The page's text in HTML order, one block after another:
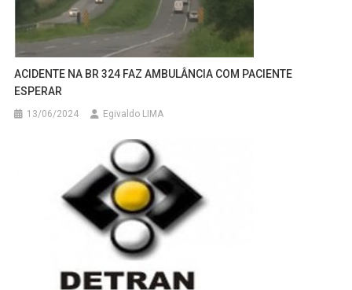
ACIDENTE NA BR 324 FAZ AMBULÂNCIA COM PACIENTE
ESPERAR
13/06/2024 Egivaldo LIMA